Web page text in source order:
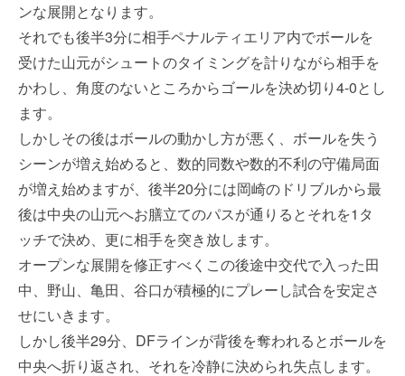
ンな展開となります。
それでも後半3分に相手ペナルティエリア内でボールを
受けた山元がシュートのタイミングを計りながら相手を
かわし、角度のないところからゴールを決め切り4-0とし
ます。
しかしその後はボールの動かし方が悪く、ボールを失う
シーンが増え始めると、数的同数や数的不利の守備局面
が増え始めますが、後半20分には岡崎のドリブルから最
後は中央の山元へお膳立てのパスが通りるとそれを1タ
ッチで決め、更に相手を突き放します。
オープンな展開を修正すべくこの後途中交代で入った田
中、野山、亀田、谷口が積極的にプレーし試合を安定さ
せにいきます。
しかし後半29分、DFラインが背後を奪われるとボールを
中央へ折り返され、それを冷静に決められ失点します。